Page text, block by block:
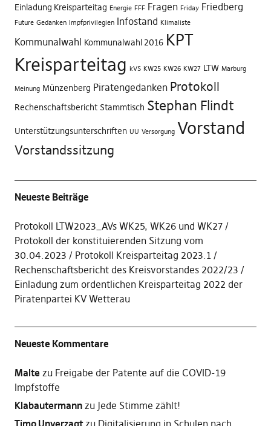
Einladung Kreisparteitag Energie FFF Fragen Friday Friedberg
Future Gedanken Impfprivilegien Infostand Klimaliste
Kommunalwahl Kommunalwahl 2016 KPT
Kreisparteitag kVS KW25 KW26 KW27 LTW Marburg
Meinung Münzenberg Piratengedanken Protokoll
Rechenschaftsbericht Stammtisch Stephan Flindt
Unterstützungsunterschriften UU Versorgung Vorstand
Vorstandssitzung
Neueste Beiträge
Protokoll LTW2023_AVs WK25, WK26 und WK27
Protokoll der konstituierenden Sitzung vom
30.04.2023
Protokoll Kreisparteitag 2023.1
Rechenschaftsbericht des Kreisvorstandes 2022/23
Einladung zum ordentlichen Kreisparteitag 2022 der
Piratenpartei KV Wetterau
Neueste Kommentare
Maltezu Freigabe der Patente auf die COVID-19
Impfstoffe
Klabautermannzu Jede Stimme zählt!
Timo Unverzagtzu Digitalisierung in Schulen nach